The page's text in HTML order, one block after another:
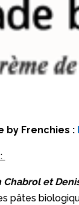
by Frenchies :
Chabrol et
pâtes